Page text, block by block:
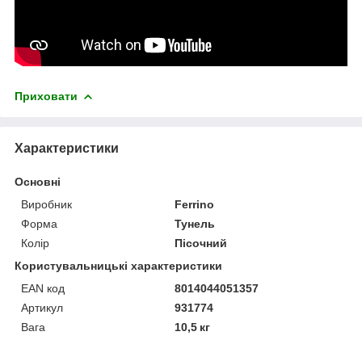
Приховати
Характеристики
Основні
Виробник
Ferrino
Форма
Тунель
Колір
Пісочний
Користувальницькі характеристики
EAN код
8014044051357
Артикул
931774
Вага
10,5 кг